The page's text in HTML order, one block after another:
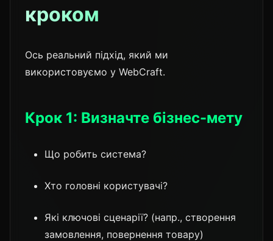
кроком
Ось реальний підхід, який ми
використовуємо у WebCraft.
Крок 1: Визначте бізнес-мету
Що робить система?
Хто головні користувачі?
Які ключові сценарії? (напр., створення
замовлення, повернення товару)